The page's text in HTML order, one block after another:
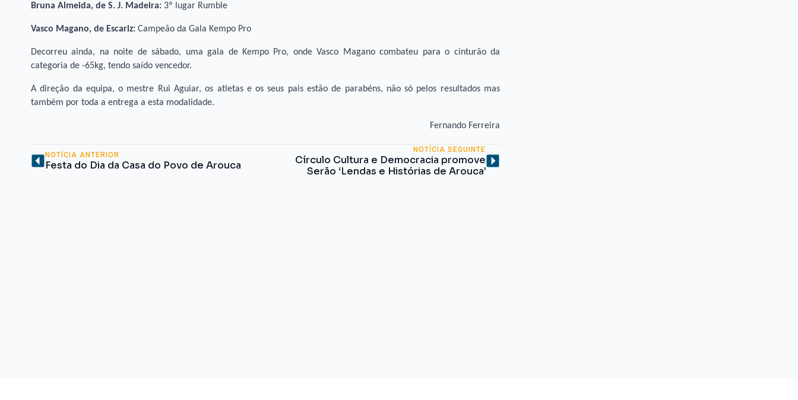
Bruna Almeida, de S. J. Madeira: 3º lugar Rumble
Vasco Magano, de Escariz: Campeão da Gala Kempo Pro
Decorreu ainda, na noite de sábado, uma gala de Kempo Pro, onde Vasco Magano combateu para o cinturão da
categoria de -65kg, tendo saído vencedor.
A direção da equipa, o mestre Rui Aguiar, os atletas e os seus pais estão de parabéns, não só pelos resultados mas
também por toda a entrega a esta modalidade.
Fernando Ferreira
NOTÍCIA ANTERIOR
Festa do Dia da Casa do Povo de Arouca
NOTÍCIA SEGUINTE
Círculo Cultura e Democracia promove
Serão ‘Lendas e Histórias de Arouca’